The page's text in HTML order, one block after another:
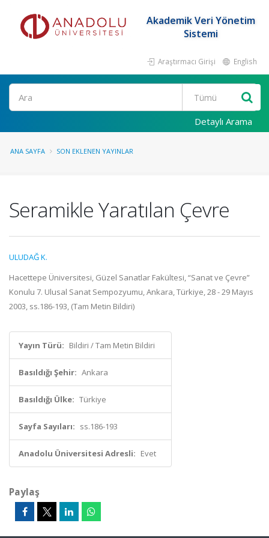
Akademik Veri Yönetim
Sistemi
Araştırmacı Girişi English
Ara
Detaylı Arama
ANA SAYFA SON EKLENEN YAYINLAR
Seramikle Yaratılan Çevre
ULUDAĞ K.
Hacettepe Üniversitesi, Güzel Sanatlar Fakültesi, “Sanat ve Çevre”
Konulu 7. Ulusal Sanat Sempozyumu, Ankara, Türkiye, 28 - 29 Mayıs
2003, ss.186-193, (Tam Metin Bildiri)
Yayın Türü: Bildiri / Tam Metin Bildiri
Basıldığı Şehir: Ankara
Basıldığı Ülke: Türkiye
Sayfa Sayıları: ss.186-193
Anadolu Üniversitesi Adresli: Evet
Paylaş